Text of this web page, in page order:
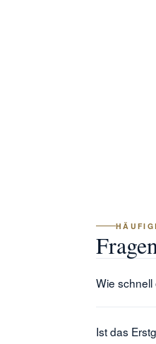
Wie
kurzfristig.
Ist das